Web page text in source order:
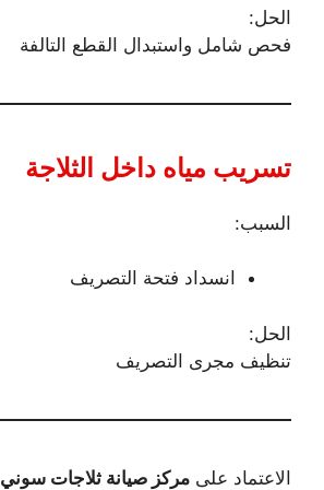
الحل:
فحص شامل واستبدال القطع التالفة
تسريب مياه داخل الثلاجة
السبب:
انسداد فتحة التصريف
الحل:
تنظيف مجرى التصريف
الاعتماد على مركز صيانة ثلاجات سوني